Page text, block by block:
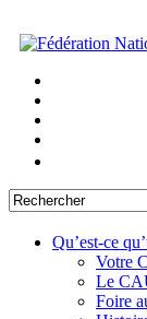
Qu’est-ce
Votre
Le
Foire